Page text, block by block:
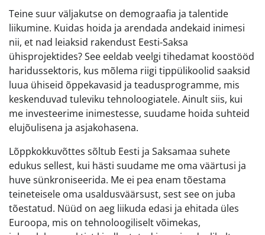
Teine suur väljakutse on demograafia ja talentide
liikumine. Kuidas hoida ja arendada andekaid inimesi
nii, et nad leiaksid rakendust Eesti-Saksa
ühisprojektides? See eeldab veelgi tihedamat koostööd
haridussektoris, kus mõlema riigi tippülikoolid saaksid
luua ühiseid õppekavasid ja teadusprogramme, mis
keskenduvad tuleviku tehnoloogiatele. Ainult siis, kui
me investeerime inimestesse, suudame hoida suhteid
elujõulisena ja asjakohasena.
Lõppkokkuvõttes sõltub Eesti ja Saksamaa suhete
edukus sellest, kui hästi suudame me oma väärtusi ja
huve sünkroniseerida. Me ei pea enam tõestama
teineteisele oma usaldusväärsust, sest see on juba
tõestatud. Nüüd on aeg liikuda edasi ja ehitada üles
Euroopa, mis on tehnoloogiliselt võimekas,